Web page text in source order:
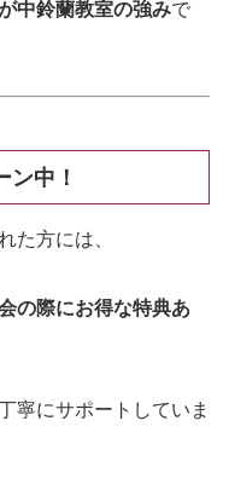
中鈴蘭教室の強みで
ン中！
た方には、
の際にお得な特典あ
寧にサポートしていま